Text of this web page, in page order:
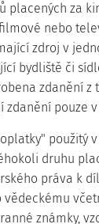
placených za
nebo
zdroj v
bydliště či
zdanění z
zdanění pouze
použitý
druhu
práva k
známky,